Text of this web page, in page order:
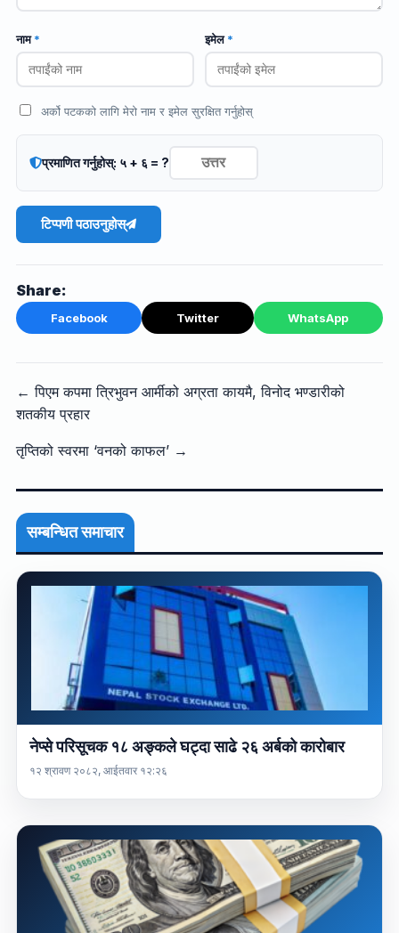
नाम* इमेल*
अर्को पटकको लागि मेरो नाम र इमेल सुरक्षित गर्नुहोस्
प्रमाणित गर्नुहोस्: ५ + ६ = ?
टिप्पणी पठाउनुहोस्
Share:
Facebook Twitter WhatsApp
← पिएम कपमा त्रिभुवन आर्मीको अग्रता कायमै, विनोद भण्डारीको
शतकीय प्रहार
तृप्तिको स्वरमा ‘वनको काफल’ →
सम्बन्धित समाचार
नेप्से परिसूचक १८ अङ्कले घट्दा साढे २६ अर्बको कारोबार
१२ श्रावण २०८२, आईतवार १२:२६